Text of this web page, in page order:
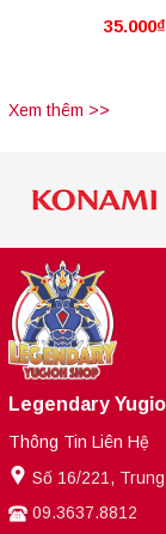
Hãng] Ultimate
35.000₫
Xem thêm >>
Legendary
Thông Tin Liên Hệ
Số 16/221,
09.3637.8812